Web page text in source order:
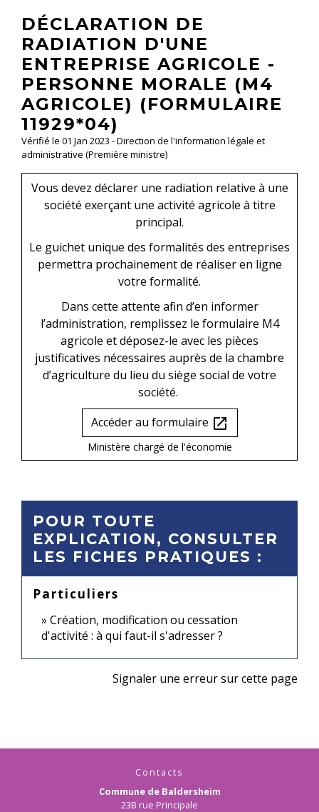
DÉCLARATION DE
RADIATION D'UNE
ENTREPRISE AGRICOLE -
PERSONNE MORALE (M4
AGRICOLE) (FORMULAIRE
11929*04)
Vérifié le 01 Jan 2023 - Direction de l'information légale et
administrative (Première ministre)
Vous devez déclarer une radiation relative à une
société exerçant une activité agricole à titre
principal.
Le guichet unique des formalités des entreprises
permettra prochainement de réaliser en ligne
votre formalité.
Dans cette attente afin d’en informer
l’administration, remplissez le formulaire M4
agricole et déposez-le avec les pièces
justificatives nécessaires auprès de la chambre
d’agriculture du lieu du siège social de votre
société.
Accéder au formulaire open_in_new
Ministère chargé de l'économie
POUR TOUTE
EXPLICATION, CONSULTER
LES FICHES PRATIQUES :
Particuliers
Création, modification ou cessation
d'activité : à qui faut-il s'adresser ?
Signaler une erreur sur cette page
Contacts
Commune de Baldersheim
23B rue Principale